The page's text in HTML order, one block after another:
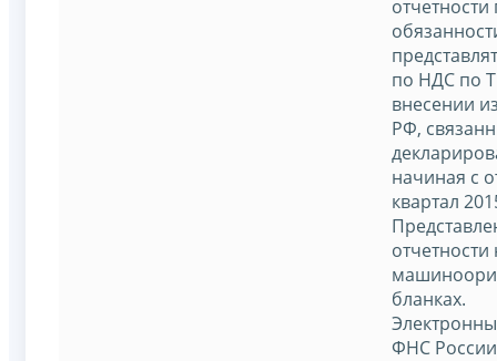
по НДС по
внесении
РФ,
начиная с
квартал
отчетности
бланках.
ФНС